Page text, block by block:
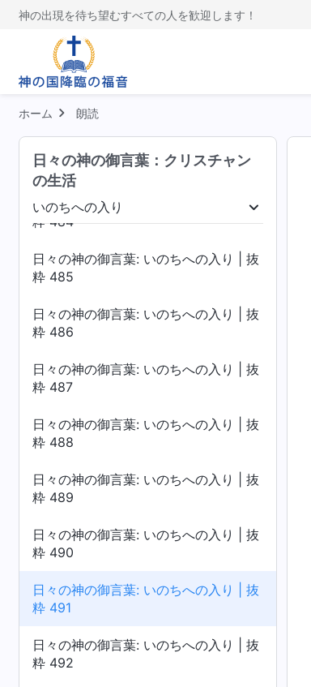
神の出現を待ち望むすべての人を歓迎します！
ホーム 朗読
日々の神の御言葉：クリスチャン
の生活
いのちへの入り
を暴く いのちへの入り 終着点と結末
日々の神の御言葉: いのちへの入り | 抜
粋 481
粋 482
日々の神の御言葉: いのちへの入り | 抜
粋 483
日々の神の御言葉: いのちへの入り | 抜
粋 484
日々の神の御言葉: いのちへの入り | 抜
粋 485
日々の神の御言葉: いのちへの入り | 抜
粋 486
日々の神の御言葉: いのちへの入り | 抜
粋 487
日々の神の御言葉: いのちへの入り | 抜
粋 488
日々の神の御言葉: いのちへの入り | 抜
粋 489
日々の神の御言葉: いのちへの入り | 抜
粋 490
日々の神の御言葉: いのちへの入り | 抜
粋 491
日々の神の御言葉: いのちへの入り | 抜
粋 492